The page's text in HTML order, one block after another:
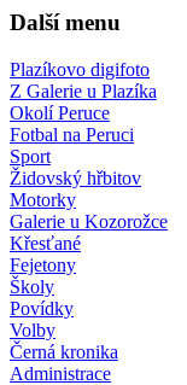
Další menu
Plazíkovo digifoto
Z Galerie u Plazíka
Okolí Peruce
Fotbal na Peruci
Sport
Židovský hřbitov
Motorky
Galerie u Kozorožce
Křesťané
Fejetony
Školy
Povídky
Volby
Černá kronika
Administrace